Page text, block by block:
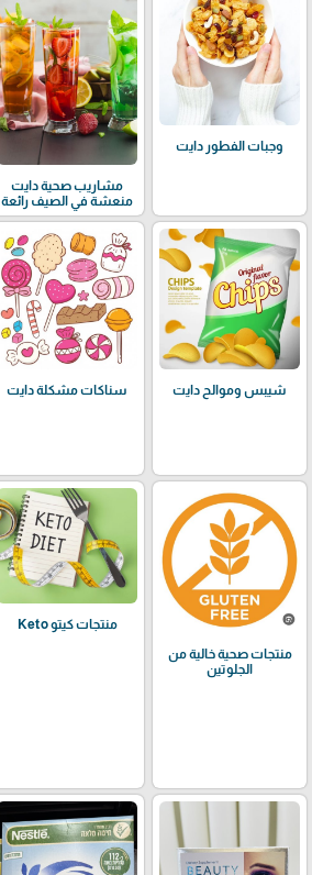
وجبات الفطور دايت
مشاريب صحية دايت
منعشة في الصيف رائعة
شيبس وموالح دايت سناكات مشكلة دايت
منتجات صحية خالية من
الجلوتين
منتجات كيتو Keto